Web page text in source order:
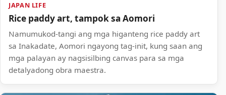
JAPAN LIFE
Rice paddy art, tampok sa Aomori
Namumukod-tangi ang mga higanteng rice paddy art
sa Inakadate, Aomori ngayong tag-init, kung saan ang
mga palayan ay nagsisilbing canvas para sa mga
detalyadong obra maestra.